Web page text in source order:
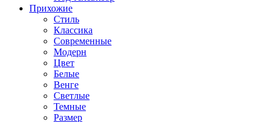
Прихожие
Стиль
Классика
Современные
Модерн
Цвет
Белые
Венге
Светлые
Темные
Размер